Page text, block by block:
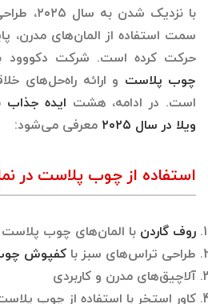
با نزدیک
سمت استفاده از المان‌های مدرن،
حرکت کرده است. شرکت دکووود
چوب پلاست و ارائه راه‌حل‌های
است. در ادامه، هشت ایده جذاب
ویلا در سال ۲۰۲۵
معرفی می‌شود:
استفاده از چوب پلاست در
روف گاردن با المان‌های چوب پلاست
طراحی تراس‌های سبز با کفپوش
آلاچیق‌های مدرن و کاربردی
کاور استخر با استفاده از چوب